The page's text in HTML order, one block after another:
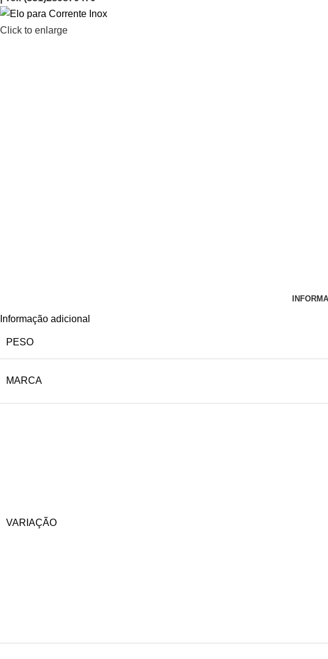
Click to enlarge
Informação adicional
PESO
MARCA
VARIAÇÃO